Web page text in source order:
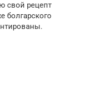
свой рецепт
болгарского